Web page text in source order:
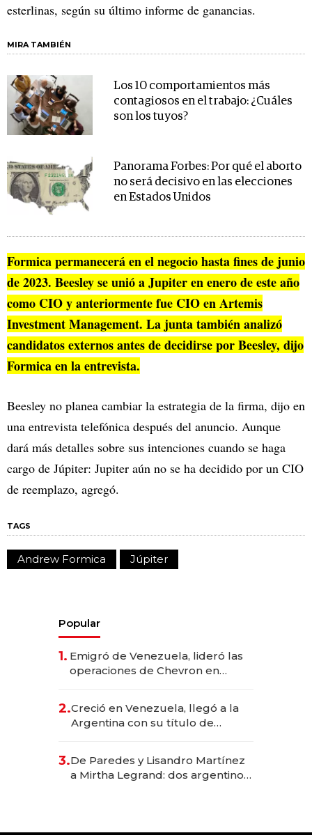
esterlinas, según su último informe de ganancias.
MIRA TAMBIÉN
Los 10 comportamientos más
contagiosos en el trabajo: ¿Cuáles
son los tuyos?
Panorama Forbes: Por qué el aborto
no será decisivo en las elecciones
en Estados Unidos
Formica permanecerá en el negocio hasta fines de junio
de 2023. Beesley se unió a Jupiter en enero de este año
como CIO y anteriormente fue CIO en Artemis
Investment Management. La junta también analizó
candidatos externos antes de decidirse por Beesley, dijo
Formica en la entrevista.
Beesley no planea cambiar la estrategia de la firma, dijo en
una entrevista telefónica después del anuncio. Aunque
dará más detalles sobre sus intenciones cuando se haga
cargo de Júpiter: Jupiter aún no se ha decidido por un CIO
de reemplazo, agregó.
TAGS
Andrew Formica Júpiter
Popular
1. Emigró de Venezuela, lideró las
operaciones de Chevron en
2.Creció en Venezuela, llegó a la
Argentina con su título de
las marcas "fast premium"
3.De Paredes y Lisandro Martínez
a Mirtha Legrand: dos argentinos